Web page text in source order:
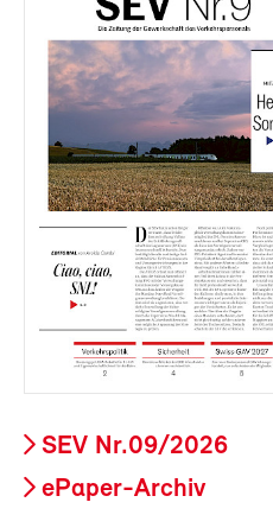
SEV Nr.09/2026
ePaper-Archiv